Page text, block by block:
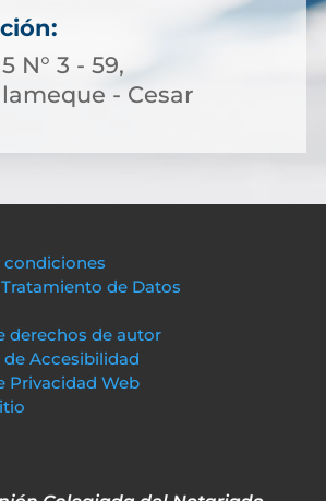
N° 3 - 59,
- Cesar
condiciones
de Datos
derechos de autor
de Accesibilidad
Privacidad Web